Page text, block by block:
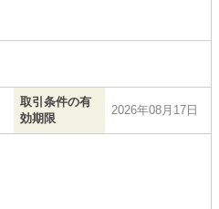
取引条件の有
効期限
2026年08月17日